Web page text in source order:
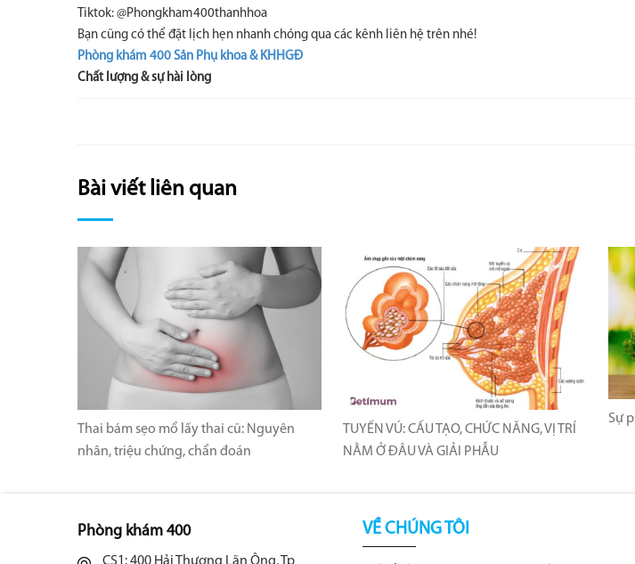
Tiktok: @Phongkham400thanhhoa
Bạn cũng có thể đặt lịch hẹn nhanh chóng qua các kênh liên hệ trên nhé!
Phòng khám 400 Sản Phụ khoa & KHHGĐ
Chất lượng & sự hài lòng
Bài viết liên quan
Thai bám sẹo mổ lấy thai cũ: Nguyên
nhân, triệu chứng, chẩn đoán
TUYẾN VÚ: CẤU TẠO, CHỨC NĂNG, VỊ TRÍ
NẰM Ở ĐÂU VÀ GIẢI PHẪU
Sự
Phòng khám 400
CS1: 400 Hải Thượng Lãn Ông, Tp
VỀ CHÚNG TÔI